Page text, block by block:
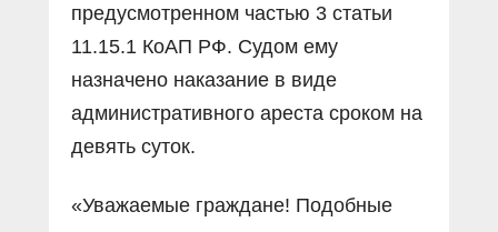
предусмотренном частью 3 статьи
11.15.1 КоАП РФ. Судом ему
назначено наказание в виде
административного ареста сроком на
девять суток.
«Уважаемые граждане! Подобные